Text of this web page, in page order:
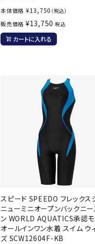
柔道
ボクシング
武道・格闘技小物
本体価格 ¥13,750 （税込）
販売価格 ¥13,750 税込
カートに入れる
スピード SPEEDO フレックス
ニューミニオープンバックニ
ン WORLD AQUATICS承認
オールインワン水着 スイム ウ
ズ SCW12604F-KB